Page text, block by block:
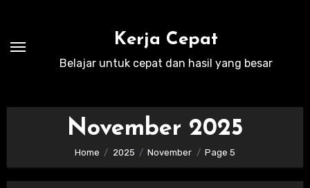
content
Kerja Cepat
Belajar untuk cepat dan hasil yang besar
November 2025
Home 2025 November Page 5